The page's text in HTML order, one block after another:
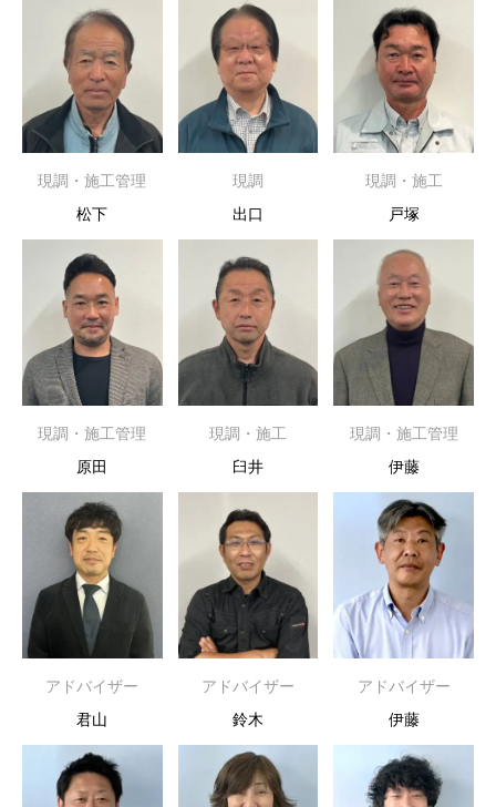
現調・施工管理
松下
現調
出口
現調・施工
戸塚
現調・施工管理
原田
現調・施工
臼井
現調・施工管理
伊藤
アドバイザー
君山
アドバイザー
鈴木
アドバイザー
伊藤